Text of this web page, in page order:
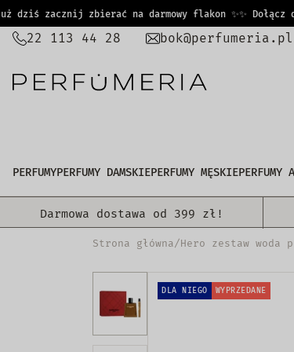
PRZEJDŹ
TREŚCI
dziś zacznij zbierać na darmowy flakon ✨✨ Dołącz do
22 113 44 28 bok@perfumeria.pl
PERFUMYPERFUMY DAMSKIEPERFUMY MĘSKIEPERFUMY
Darmowa dostawa od 399 zł!
Strona główna/Hero zestaw woda
DLA NIEGO WYPRZEDANE